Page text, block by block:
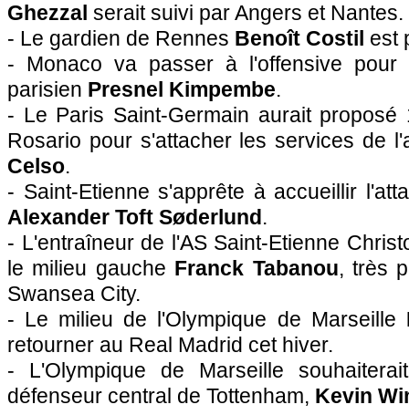
Ghezzal serait suivi par Angers et Nantes.
- Le gardien de Rennes Benoît Costil est
- Monaco va passer à l'offensive pour
parisien Presnel Kimpembe.
- Le Paris Saint-Germain aurait
Rosario pour s'attacher les services de
Celso.
- Saint-Etienne s'apprête à accueillir
Alexander Toft Søderlund.
- L'entraîneur de l'AS Saint-Etienne
le milieu gauche Franck Tabanou, très
Swansea City.
- Le milieu de l'Olympique de Marseille
retourner au Real Madrid cet hiver.
- L'Olympique de Marseille
défenseur central de Tottenham, Kevin